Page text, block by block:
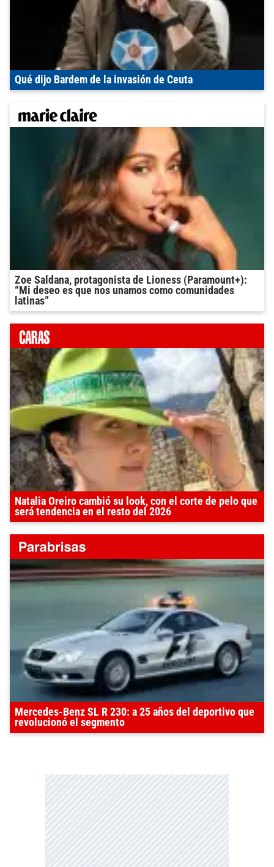
Qué dijo Bardem de la invasión de Ceuta
Zoe Saldana, protagonista de Lioness (Paramount+):
“Mi deseo es que nos unamos como comunidades
latinas”
Natalia Oreiro cambió su look, con el corte de pelo que
será tendencia en el resto del 2026
Mercedes-Benz SL R 230: a 25 años del deportivo que
revolucionó el segmento